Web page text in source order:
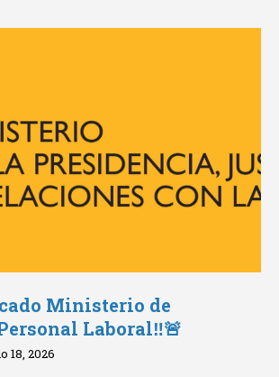
Ministerio de
Laboral‼️🚨
18, 2026